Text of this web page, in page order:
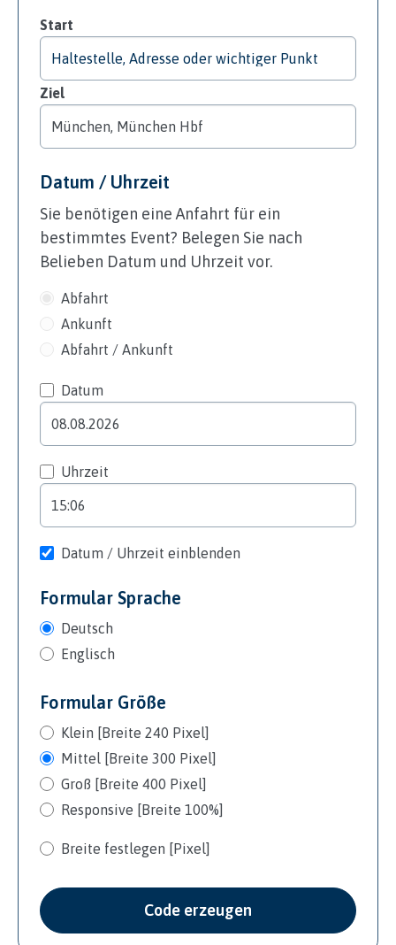
Start
Ziel
Datum / Uhrzeit
Sie benötigen eine Anfahrt für ein
bestimmtes Event? Belegen Sie nach
Belieben Datum und Uhrzeit vor.
Abfahrt
Ankunft
Abfahrt / Ankunft
Datum
Uhrzeit
Datum / Uhrzeit einblenden
Formular Sprache
Deutsch
Englisch
Formular Größe
Klein [Breite 240 Pixel]
Mittel [Breite 300 Pixel]
Groß [Breite 400 Pixel]
Responsive [Breite 100%]
Breite festlegen [Pixel]
Code erzeugen